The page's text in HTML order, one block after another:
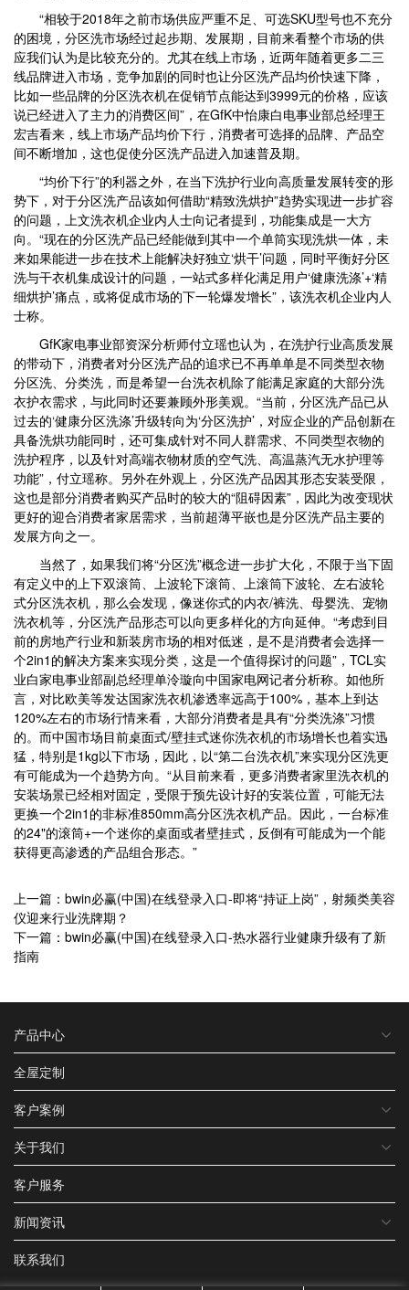
“相较于2018年之前市场供应严重不足、可选SKU型号也不充分
的困境，分区洗市场经过起步期、发展期，目前来看整个市场的供
应我们认为是比较充分的。尤其在线上市场，近两年随着更多二三
线品牌进入市场，竞争加剧的同时也让分区洗产品均价快速下降，
比如一些品牌的分区洗衣机在促销节点能达到3999元的价格，应该
说已经进入了主力的消费区间”，在GfK中怡康白电事业部总经理王
宏吉看来，线上市场产品均价下行，消费者可选择的品牌、产品空
间不断增加，这也促使分区洗产品进入加速普及期。
“均价下行”的利器之外，在当下洗护行业向高质量发展转变的形
势下，对于分区洗产品该如何借助“精致洗烘护”趋势实现进一步扩容
的问题，上文洗衣机企业内人士向记者提到，功能集成是一大方
向。“现在的分区洗产品已经能做到其中一个单筒实现洗烘一体，未
来如果能进一步在技术上能解决好独立‘烘干’问题，同时平衡好分区
洗与干衣机集成设计的问题，一站式多样化满足用户‘健康洗涤’+‘精
细烘护’痛点，或将促成市场的下一轮爆发增长”，该洗衣机企业内人
士称。
GfK家电事业部资深分析师付立瑶也认为，在洗护行业高质发展
的带动下，消费者对分区洗产品的追求已不再单单是不同类型衣物
分区洗、分类洗，而是希望一台洗衣机除了能满足家庭的大部分洗
衣护衣需求，与此同时还要兼顾外形美观。“当前，分区洗产品已从
过去的‘健康分区洗涤’升级转向为‘分区洗护’，对应企业的产品创新在
具备洗烘功能同时，还可集成针对不同人群需求、不同类型衣物的
洗护程序，以及针对高端衣物材质的空气洗、高温蒸汽无水护理等
功能”，付立瑶称。另外在外观上，分区洗产品因其形态安装受限，
这也是部分消费者购买产品时的较大的“阻碍因素”，因此为改变现状
更好的迎合消费者家居需求，当前超薄平嵌也是分区洗产品主要的
发展方向之一。
当然了，如果我们将“分区洗”概念进一步扩大化，不限于当下固
有定义中的上下双滚筒、上波轮下滚筒、上滚筒下波轮、左右波轮
式分区洗衣机，那么会发现，像迷你式的内衣/裤洗、母婴洗、宠物
洗衣机等，分区洗产品形态可以向更多样化的方向延伸。“考虑到目
前的房地产行业和新装房市场的相对低迷，是不是消费者会选择一
个2in1的解决方案来实现分类，这是一个值得探讨的问题”，TCL实
业白家电事业部副总经理单泠璇向中国家电网记者分析称。如他所
言，对比欧美等发达国家洗衣机渗透率远高于100%，基本上到达
120%左右的市场行情来看，大部分消费者是具有“分类洗涤”习惯
的。而中国市场目前桌面式/壁挂式迷你洗衣机的市场增长也着实迅
猛，特别是1kg以下市场，因此，以“第二台洗衣机”来实现分区洗更
有可能成为一个趋势方向。“从目前来看，更多消费者家里洗衣机的
安装场景已经相对固定，受限于预先设计好的安装位置，可能无法
更换一个2in1的非标准850mm高分区洗衣机产品。因此，一台标准
的24"的滚筒+一个迷你的桌面或者壁挂式，反倒有可能成为一个能
获得更高渗透的产品组合形态。”
上一篇：bwin必赢(中国)在线登录入口-即将“持证上岗”，射频类美容
仪迎来行业洗牌期？
下一篇：bwin必赢(中国)在线登录入口-热水器行业健康升级有了新
指南
产品中心
全屋定制
客户案例
关于我们
客户服务
新闻资讯
联系我们